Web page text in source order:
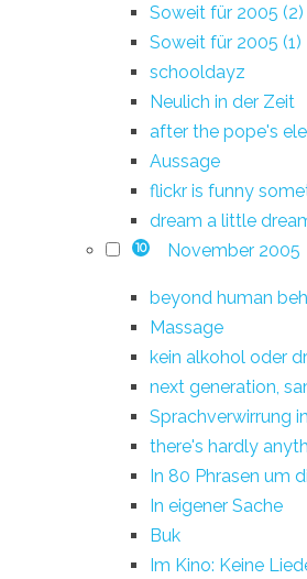
Soweit für 2005 (2)
Soweit für 2005 (1)
schooldayz
Neulich in der Zeit
after the pope's
Aussage
flickr is funny
dream a little
10 November 2005
beyond human
Massage
kein alkohol oder
next generation,
Sprachverwirrung
there's hardly
In 80 Phrasen um
In eigener Sache
Buk
Im Kino: Keine